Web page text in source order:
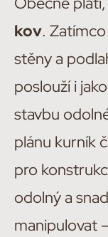
kov.
stěny a
poslouží i
stavbu
plánu kurník
pro
odolný a
manipulovat